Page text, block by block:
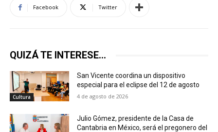
Facebook Twitter
QUIZÁ TE INTERESE...
Cultura
San Vicente coordina un dispositivo
especial para el eclipse del 12 de agosto
4 de agosto de 2026
Julio Gómez, presidente de la Casa de
Cantabria en México, será el pregonero del